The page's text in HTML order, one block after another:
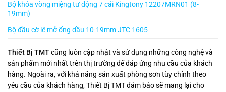
Bộ khóa vòng miệng tư động 7 cái Kingtony 12207MRN01 (8-
19mm)
Bộ đầu cờ lê mở ống dầu 10-19mm JTC 1605
Thiết Bị TMTcũng luôn cập nhật và sử dụng những công nghệ và
sản phẩm mới nhất trên thị trường để đáp ứng nhu cầu của khách
hàng. Ngoài ra, với khả năng sản xuất phòng sơn tùy chỉnh theo
yêu cầu của khách hàng, Thiết Bị TMT đảm bảo sẽ mang lại cho